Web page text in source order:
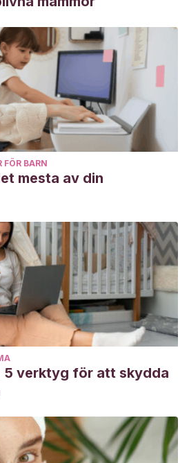
Disponible en:
portal/resource/pt/ibc-163495
(2018). Terapia asistida con
de la salud en adolescentes
una visión desde la terapia
en:
handle/2183/20829
BARN
mesta av din
5 verktyg för att skydda